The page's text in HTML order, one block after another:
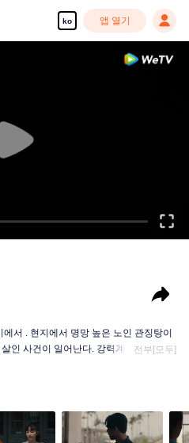
ko 앱 열기
관징탕이
인 사건이 일어난다. 강력계 팀장 안핑
람들이 속속들이 죽어나가고, 안핑과
안핑의 사부이자 상제의 아버지가 그 사
전부[모두]